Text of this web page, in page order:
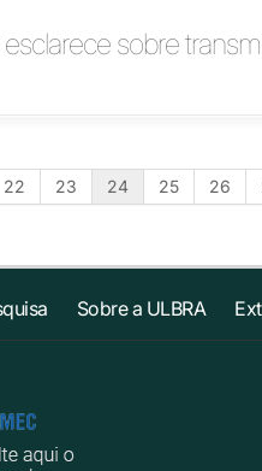
esclarece sobre
22 23 24 25 26
Sobre a ULBRA